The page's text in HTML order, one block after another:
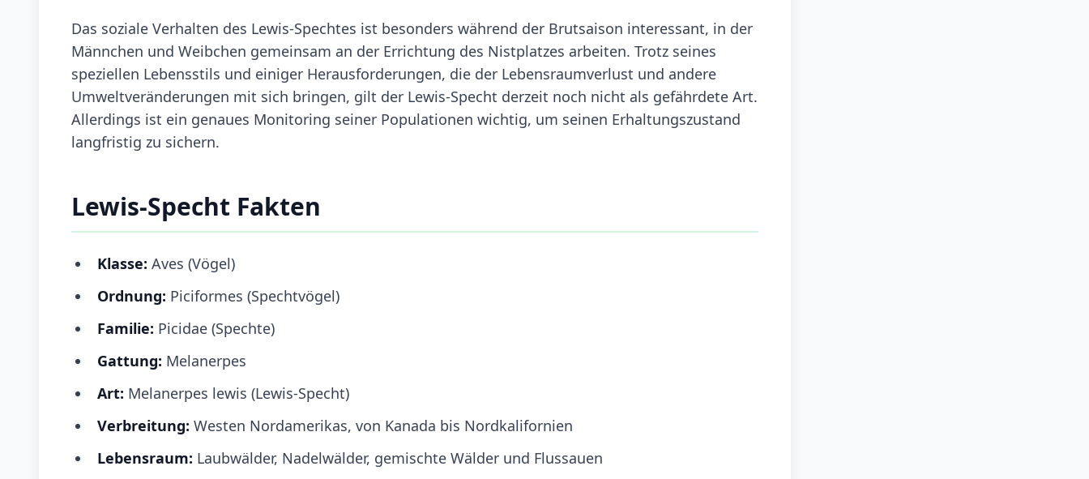
Das soziale Verhalten des Lewis-Spechtes ist besonders während der Brutsaison interessant, in der
Männchen und Weibchen gemeinsam an der Errichtung des Nistplatzes arbeiten. Trotz seines
speziellen Lebensstils und einiger Herausforderungen, die der Lebensraumverlust und andere
Umweltveränderungen mit sich bringen, gilt der Lewis-Specht derzeit noch nicht als gefährdete Art.
Allerdings ist ein genaues Monitoring seiner Populationen wichtig, um seinen Erhaltungszustand
langfristig zu sichern.
Lewis-Specht Fakten
Klasse: Aves (Vögel)
Ordnung: Piciformes (Spechtvögel)
Familie: Picidae (Spechte)
Gattung: Melanerpes
Art: Melanerpes lewis (Lewis-Specht)
Verbreitung: Westen Nordamerikas, von Kanada bis Nordkalifornien
Lebensraum: Laubwälder, Nadelwälder, gemischte Wälder und Flussauen